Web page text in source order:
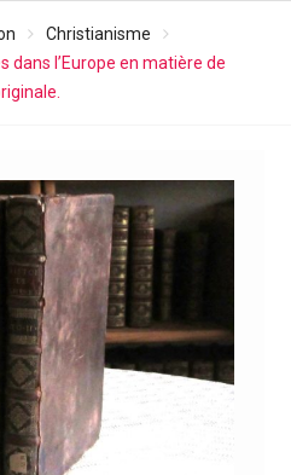
Christianisme
dans l’Europe en matière de